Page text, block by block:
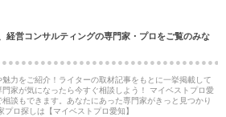
経営コンサルティングの専門家・プロをご覧のみな
力をご紹介！ライターの取材記事をもとに一挙掲載して
家が気になったら今すぐ相談しよう！ マイベストプロ愛
談もできます。あなたにあった専門家がきっと見つかり
ロ探しは【マイベストプロ愛知】